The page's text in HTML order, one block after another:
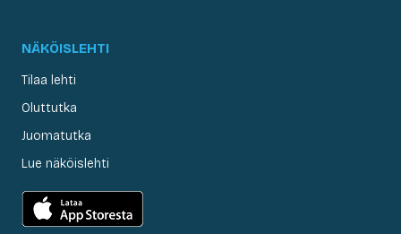
NÄKÖISLEHTI
Tilaa lehti
Oluttutka
Juomatutka
Lue näköislehti